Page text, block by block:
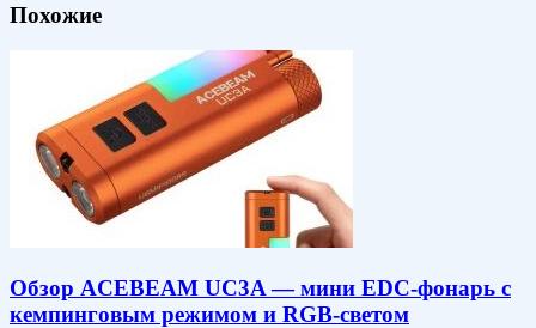
Похожие
Обзор ACEBEAM UC3A — мини EDC-фонарь с
кемпинговым режимом и RGB-светом